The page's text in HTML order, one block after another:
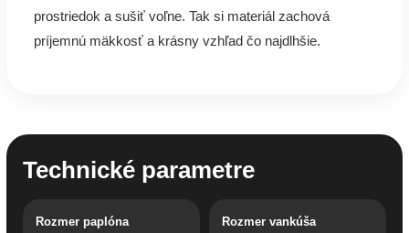
prostriedok a sušiť voľne. Tak si materiál zachová
príjemnú mäkkosť a krásny vzhľad čo najdlhšie.
Technické parametre
Rozmer paplóna
Rozmer vankúša